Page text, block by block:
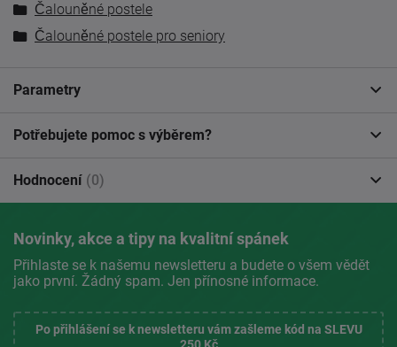
Čalouněné postele
Čalouněné postele pro seniory
Parametry
Potřebujete pomoc s výběrem?
Hodnocení (0)
Novinky, akce a tipy na kvalitní spánek
Přihlaste se k našemu newsletteru a budete o všem vědět
jako první. Žádný spam. Jen přínosné informace.
Po přihlášení se k newsletteru vám zašleme kód na SLEVU
250 Kč